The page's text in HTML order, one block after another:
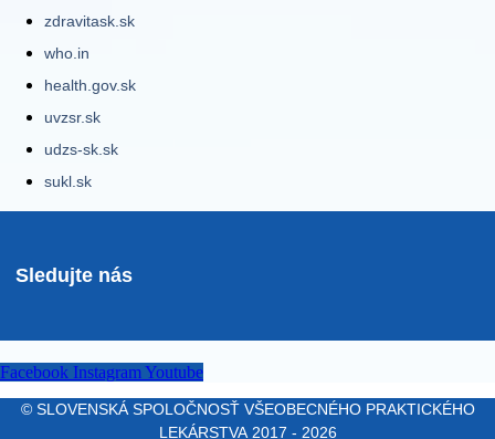
zdravitask.sk
who.in
health.gov.sk
uvzsr.sk
udzs-sk.sk
sukl.sk
Sledujte nás
Facebook Instagram Youtube
© SLOVENSKÁ SPOLOČNOSŤ VŠEOBECNÉHO PRAKTICKÉHO
LEKÁRSTVA 2017 - 2026